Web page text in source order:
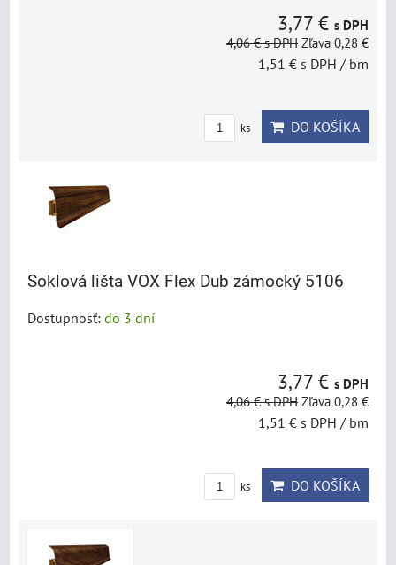
3,77 € s DPH
4,06 €s DPH Zľava 0,28 €
1,51 € s DPH / bm
ks DO KOŠÍKA
Soklová lišta VOX Flex Dub zámocký 5106
Dostupnosť: do 3 dní
3,77 € s DPH
4,06 €s DPH Zľava 0,28 €
1,51 € s DPH / bm
ks DO KOŠÍKA